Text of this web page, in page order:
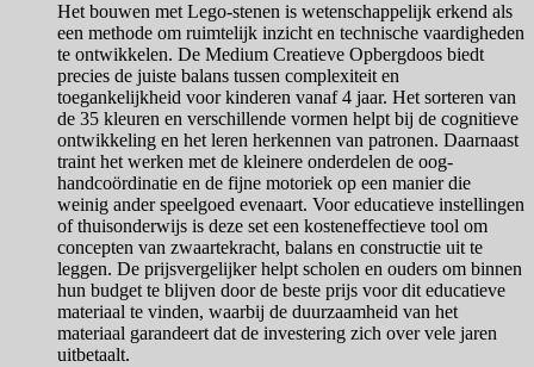
Het bouwen met Lego-stenen is wetenschappelijk erkend als
een methode om ruimtelijk inzicht en technische vaardigheden
te ontwikkelen. De Medium Creatieve Opbergdoos biedt
precies de juiste balans tussen complexiteit en
toegankelijkheid voor kinderen vanaf 4 jaar. Het sorteren van
de 35 kleuren en verschillende vormen helpt bij de cognitieve
ontwikkeling en het leren herkennen van patronen. Daarnaast
traint het werken met de kleinere onderdelen de oog-
handcoördinatie en de fijne motoriek op een manier die
weinig ander speelgoed evenaart. Voor educatieve instellingen
of thuisonderwijs is deze set een kosteneffectieve tool om
concepten van zwaartekracht, balans en constructie uit te
leggen. De prijsvergelijker helpt scholen en ouders om binnen
hun budget te blijven door de beste prijs voor dit educatieve
materiaal te vinden, waarbij de duurzaamheid van het
materiaal garandeert dat de investering zich over vele jaren
uitbetaalt.